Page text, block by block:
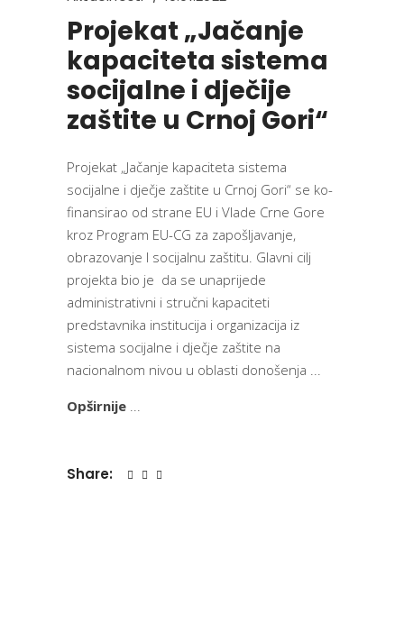
Projekat „Jačanje
kapaciteta sistema
socijalne i dječije
zaštite u Crnoj Gori“
Projekat „Jačanje kapaciteta sistema
socijalne i dječje zaštite u Crnoj Gori“ se ko-
finansirao od strane EU i Vlade Crne Gore
kroz Program EU-CG za zapošljavanje,
obrazovanje I socijalnu zaštitu. Glavni cilj
projekta bio je da se unaprijede
administrativni i stručni kapaciteti
predstavnika institucija i organizacija iz
sistema socijalne i dječje zaštite na
nacionalnom nivou u oblasti donošenja
Opširnije
Share: